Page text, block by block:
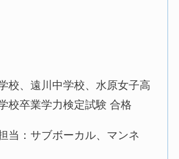
校、遠川中学校、水原女子高
校卒業学力検定試験 合格
当：サブボーカル、マンネ